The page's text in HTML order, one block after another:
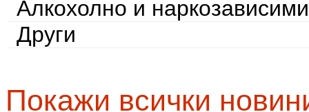
Алкохолно и наркозависими
Други
Покажи всички